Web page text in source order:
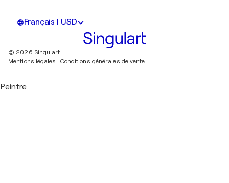
Français | USD
© 2026 Singulart
Mentions légales. Conditions générales de vente
Peintre